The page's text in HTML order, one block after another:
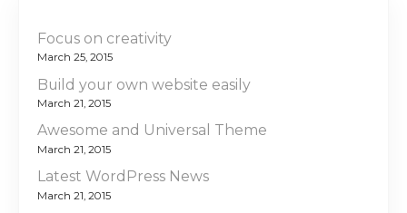
Focus on creativity
March 25, 2015
Build your own website easily
March 21, 2015
Awesome and Universal Theme
March 21, 2015
Latest WordPress News
March 21, 2015